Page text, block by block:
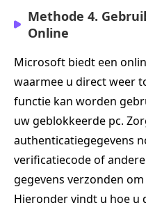
Methode 4.
Online
Microsoft biedt een
waarmee u direct weer
functie kan worden
uw geblokkeerde pc.
authenticatiegegevens
verificatiecode of
gegevens verzonden
Hieronder vindt u hoe u